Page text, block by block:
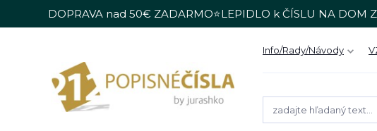
DOPRAVA nad 50€ ZADARMO⭐LEPIDLO k ČÍSLU NA DOM
Info/Rady/Návody